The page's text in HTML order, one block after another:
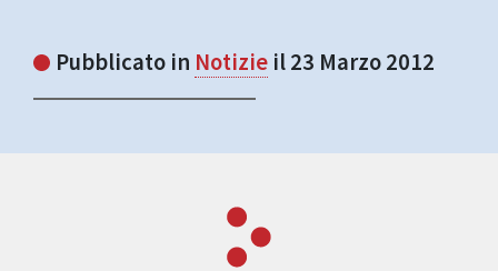
Pubblicato in Notizie il 23 Marzo 2012